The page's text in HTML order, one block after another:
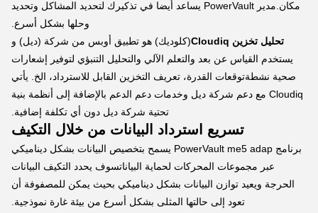
مكان.مدير PowerVault يساعد أيضا في تذكيرك لتحديد المشاكل وتحديد
وحلها بشكل أسرع.
تحليل تخزين Cloudiq
(كلوديك) هو تطبيق أوبس من شركة (ديل) و
يستخدم القياس عن بعد والتعلم الآلي والتحليل التنبؤي لتوفير إشعارات
صحية نشطةتوقعات القدرة، تعريف التخزين القابل للاسترداد، الخ. يأتي
Cloudiq مع دعم شركة ديل وخدمات دعم الدعم بالإضافة إلى أنظمة بنية
تحتية شركة ديل دون أي تكلفة إضافية.
تسريع استرداد البيانات من خلال التكيف
برنامج PowerVault me5 adap يسمح بتخصيص البيانات بشكل ديناميكي
عبر مجموعات المحركات لحماية البياناتسوف يحدد التكيف البيانات
الحرجة ويعيد توازن البيانات بشكل ديناميكي بحيث يمكن للمصفوفة أن
تعود إلى حالتها المثلى بشكل أسرع من بيئة غارة نموذجية.